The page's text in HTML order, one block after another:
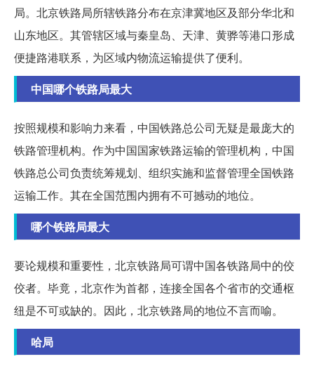
局。北京铁路局所辖铁路分布在京津冀地区及部分华北和
山东地区。其管辖区域与秦皇岛、天津、黄骅等港口形成
便捷路港联系，为区域内物流运输提供了便利。
中国哪个铁路局最大
按照规模和影响力来看，中国铁路总公司无疑是最庞大的
铁路管理机构。作为中国国家铁路运输的管理机构，中国
铁路总公司负责统筹规划、组织实施和监督管理全国铁路
运输工作。其在全国范围内拥有不可撼动的地位。
哪个铁路局最大
要论规模和重要性，北京铁路局可谓中国各铁路局中的佼
佼者。毕竟，北京作为首都，连接全国各个省市的交通枢
纽是不可或缺的。因此，北京铁路局的地位不言而喻。
哈局